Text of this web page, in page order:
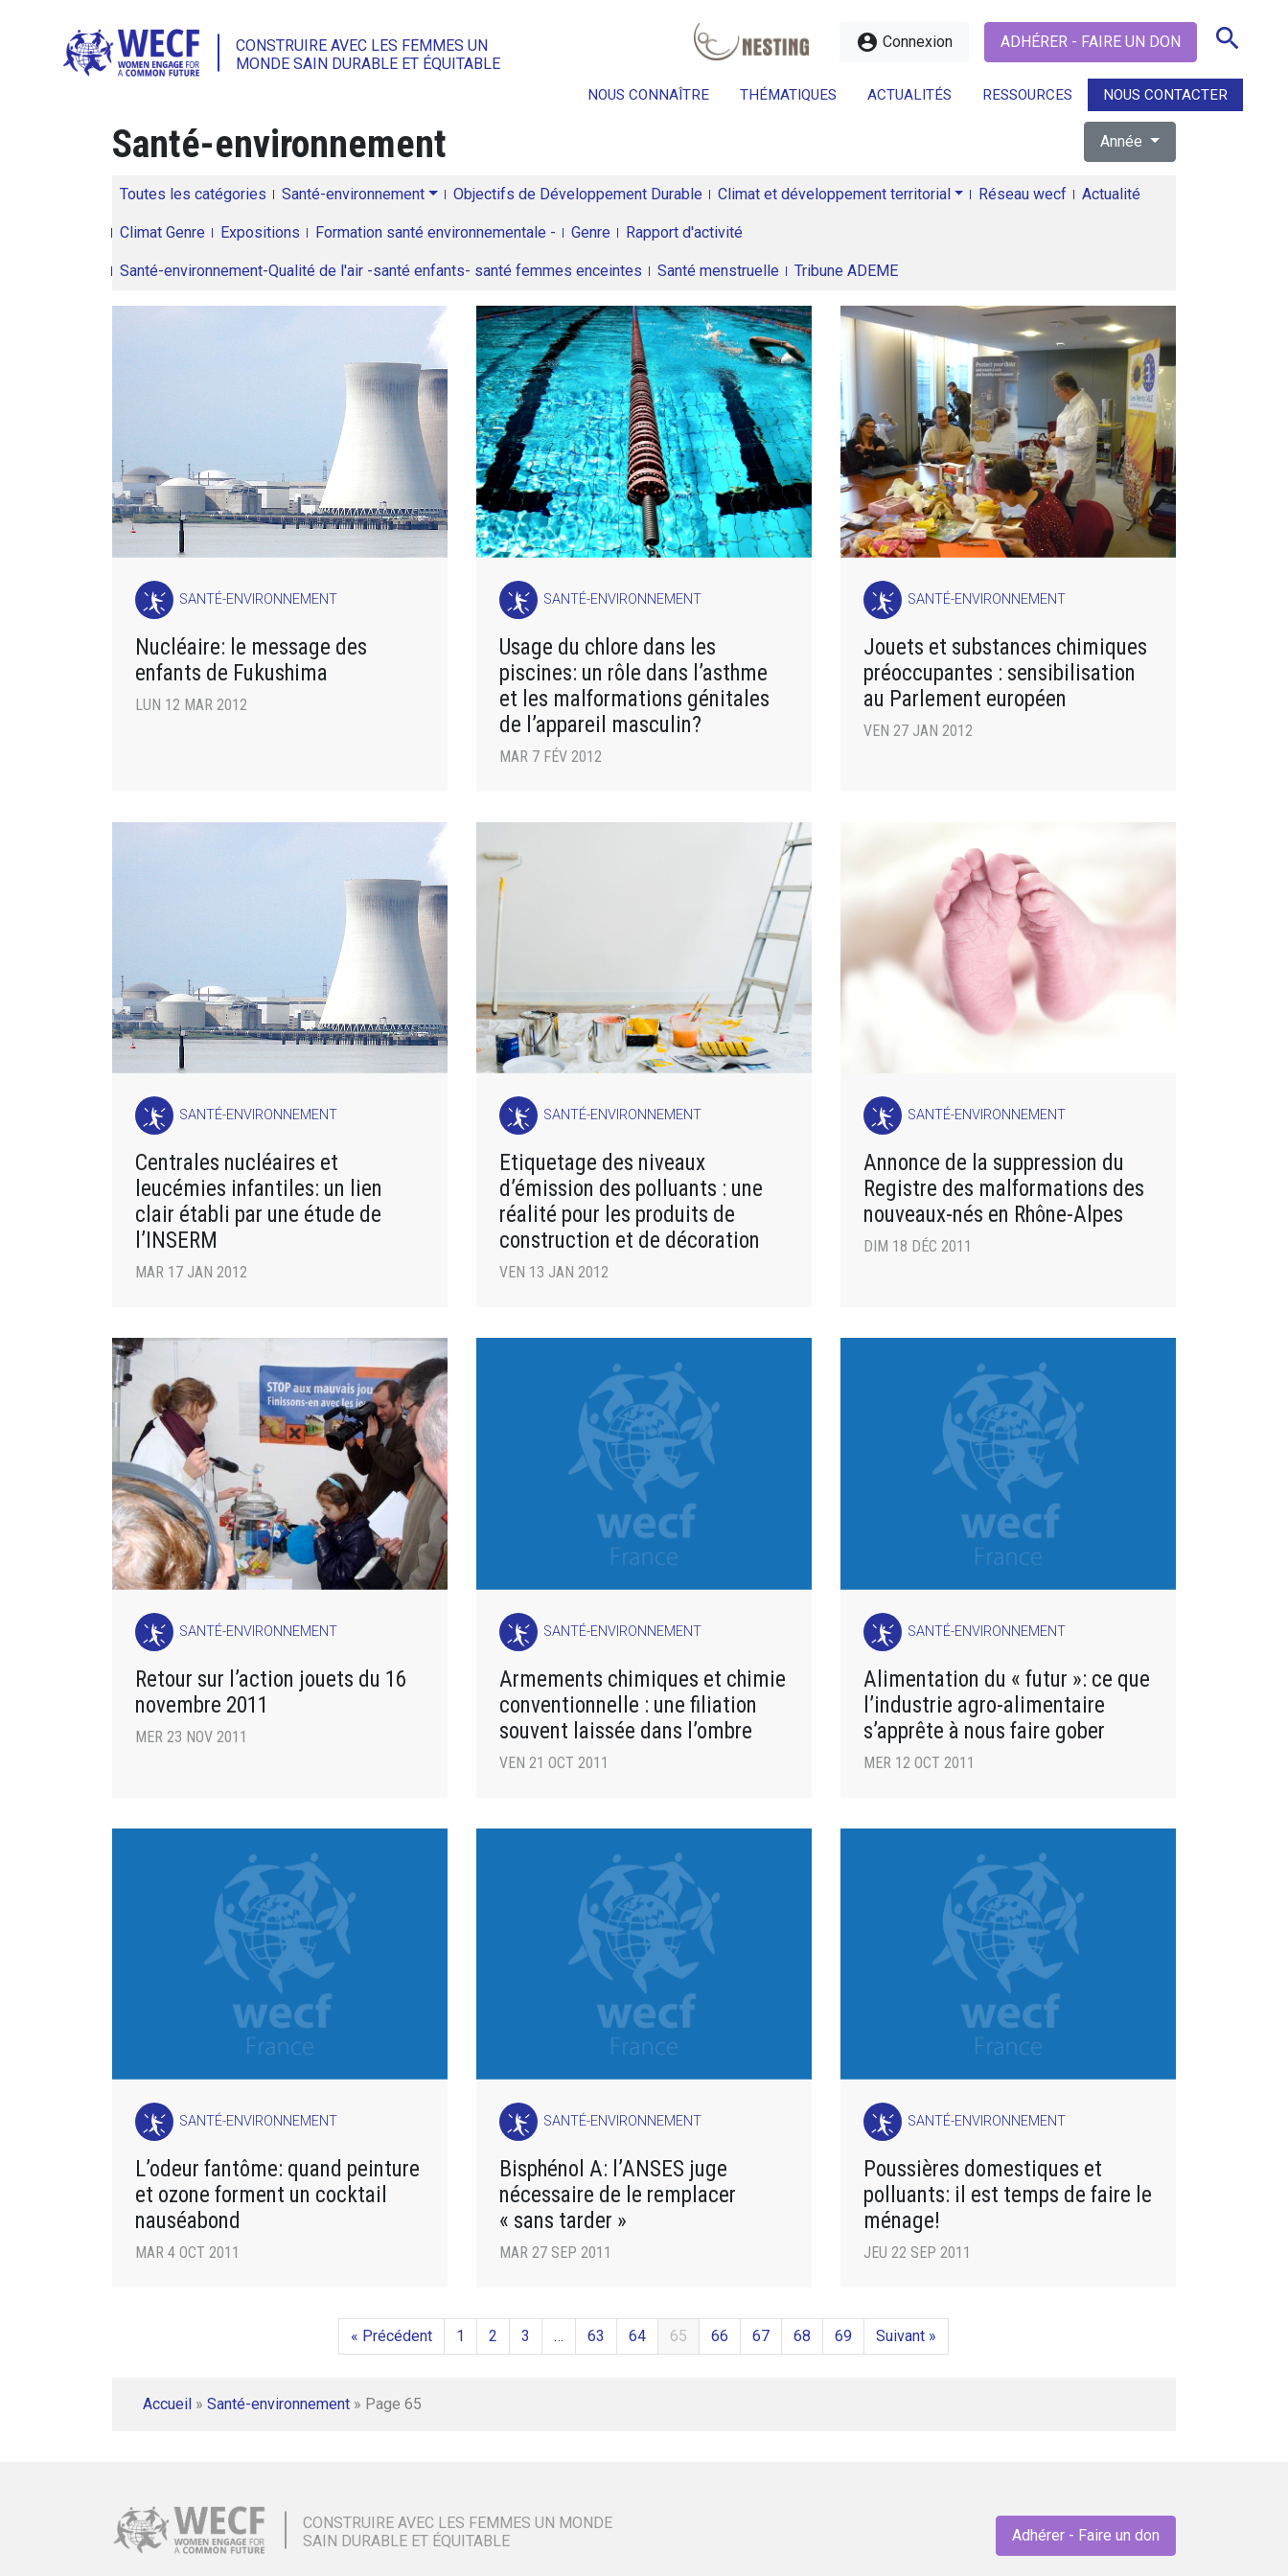
CONSTRUIRE AVEC LES FEMMES UN
MONDE SAIN DURABLE ET ÉQUITABLE
account_circle Connexion ADHÉRER - FAIRE UN DON search
NOUS CONNAÎTRE THÉMATIQUES ACTUALITÉS RESSOURCES NOUS CONTACTER
search
Santé-environnement Année
Toutes les catégories Santé-environnement Objectifs de Développement Durable Climat et développement territorial Réseau wecf Actualité
Climat Genre Expositions Formation santé environnementale - Genre Rapport d'activité
Santé-environnement-Qualité de l'air -santé enfants- santé femmes enceintes Santé menstruelle Tribune ADEME
SANTÉ-ENVIRONNEMENT
Nucléaire: le message des
enfants de Fukushima
LUN 12 MAR 2012
SANTÉ-ENVIRONNEMENT
Usage du chlore dans les
piscines: un rôle dans l’asthme
et les malformations génitales
de l’appareil masculin?
MAR 7 FÉV 2012
SANTÉ-ENVIRONNEMENT
Jouets et substances chimiques
préoccupantes : sensibilisation
au Parlement européen
VEN 27 JAN 2012
SANTÉ-ENVIRONNEMENT
Centrales nucléaires et
leucémies infantiles: un lien
clair établi par une étude de
l’INSERM
MAR 17 JAN 2012
SANTÉ-ENVIRONNEMENT
Etiquetage des niveaux
d’émission des polluants : une
réalité pour les produits de
construction et de décoration
VEN 13 JAN 2012
SANTÉ-ENVIRONNEMENT
Annonce de la suppression du
Registre des malformations des
nouveaux-nés en Rhône-Alpes
DIM 18 DÉC 2011
SANTÉ-ENVIRONNEMENT
Retour sur l’action jouets du 16
novembre 2011
MER 23 NOV 2011
SANTÉ-ENVIRONNEMENT
Armements chimiques et chimie
conventionnelle : une filiation
souvent laissée dans l’ombre
VEN 21 OCT 2011
SANTÉ-ENVIRONNEMENT
Alimentation du « futur »: ce que
l’industrie agro-alimentaire
s’apprête à nous faire gober
MER 12 OCT 2011
SANTÉ-ENVIRONNEMENT
L’odeur fantôme: quand peinture
et ozone forment un cocktail
nauséabond
MAR 4 OCT 2011
SANTÉ-ENVIRONNEMENT
Bisphénol A: l’ANSES juge
nécessaire de le remplacer
« sans tarder »
MAR 27 SEP 2011
SANTÉ-ENVIRONNEMENT
Poussières domestiques et
polluants: il est temps de faire le
ménage!
JEU 22 SEP 2011
« Précédent 1 2 3 … 63 64 65 66 67 68 69 Suivant »
Accueil » Santé-environnement » Page 65
CONSTRUIRE AVEC LES FEMMES UN MONDE
SAIN DURABLE ET ÉQUITABLE
Adhérer - Faire un don